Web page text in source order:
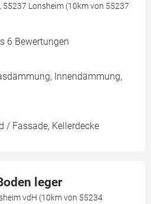
55237 Lonsheim (10km von 55237
6 Bewertungen
Innendämmung,
/ Fassade, Kellerdecke
leger
vdH (10km von 55234